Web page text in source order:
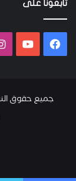
تابعونا على
فيسبوك